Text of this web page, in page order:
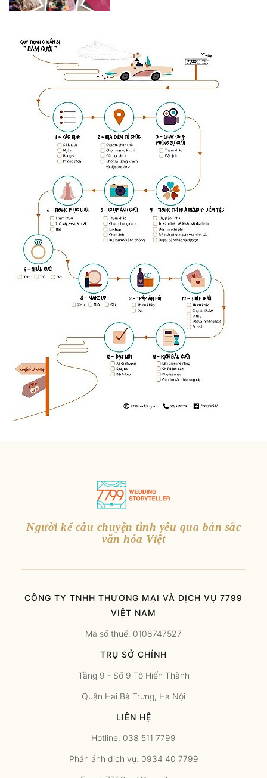
Người kể câu chuyện tình yêu qua bản sắc
văn hóa Việt
CÔNG TY TNHH THƯƠNG MẠI VÀ DỊCH VỤ 7799
VIỆT NAM
Mã số thuế: 0108747527
TRỤ SỞ CHÍNH
Tầng 9 - Số 9 Tô Hiến Thành
Quận Hai Bà Trưng, Hà Nội
LIÊN HỆ
Hotline: 038 511 7799
Phản ánh dịch vụ: 0934 40 7799